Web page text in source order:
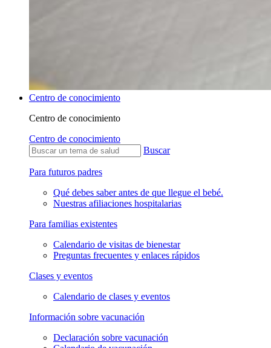
Centro de conocimiento
Centro de conocimiento
Centro de conocimiento
Buscar
Para futuros padres
Qué debes saber antes de que llegue el bebé.
Nuestras afiliaciones hospitalarias
Para familias existentes
Calendario de visitas de bienestar
Preguntas frecuentes y enlaces rápidos
Clases y eventos
Calendario de clases y eventos
Información sobre vacunación
Declaración sobre vacunación